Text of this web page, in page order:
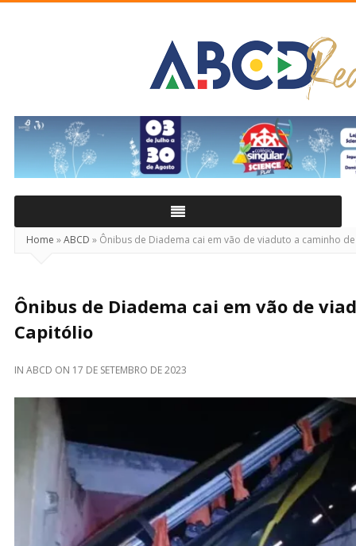
Real
Home »ABCD » Ônibus de Diadema cai em vão de viaduto a caminho
Ônibus de Diadema cai em vão de
Capitólio
IN ABCD ON 17 DE SETEMBRO DE 2023